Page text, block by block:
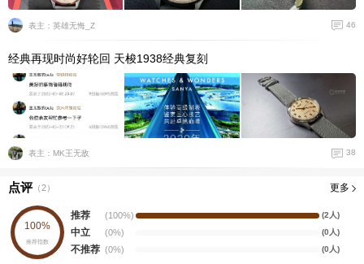
表主：英雄无悔_Z 46
经典再现时尚好轮回 天梭1938经典复刻
表主：MK王无敌 38
点评（2） 更多
100%
推荐指数
推荐 (100%) (2人)
中立 (0%) (0人)
不推荐 (0%) (0人)